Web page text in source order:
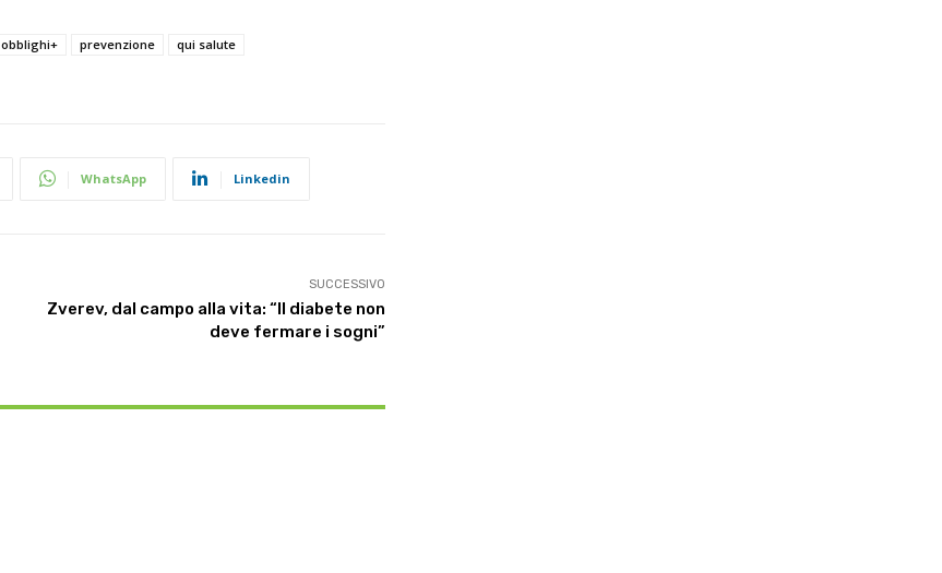
obblighi+ prevenzione
qui salute
WhatsApp Linkedin
SUCCESSIVO
Zverev, dal campo alla vita: “Il diabete non
deve fermare i sogni”